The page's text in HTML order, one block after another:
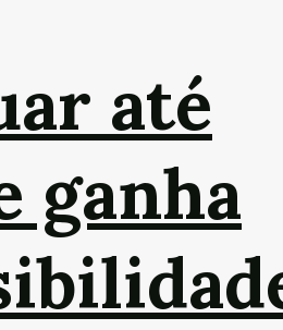
até
ganha